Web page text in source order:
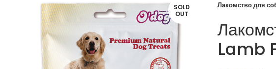
SOLD
OUT
Лакомство для
Lamb